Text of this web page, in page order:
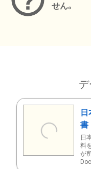
せん。
書
日
料
が